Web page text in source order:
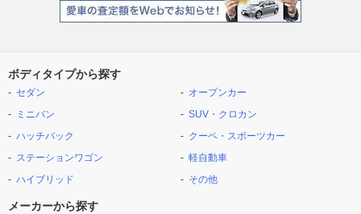
ボディタイプから探す
セダン
ミニバン
ハッチバック
ステーションワゴン
ハイブリッド
オープンカー
SUV・クロカン
クーペ・スポーツカー
軽自動車
その他
メーカーから探す